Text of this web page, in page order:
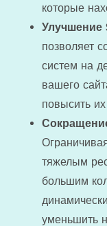
которые
Улучшение
позволяет
систем на
вашего
повысить
тяжелым
большим
уменьшить